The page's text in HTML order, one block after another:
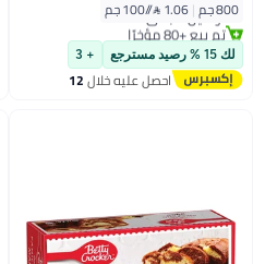
800 جم |
توصيل مجاني
تم بيع +80 مؤخرًا
توصيل مجانيلك 15 % رصيد مسترجع + 3
احصل عليه خلال12